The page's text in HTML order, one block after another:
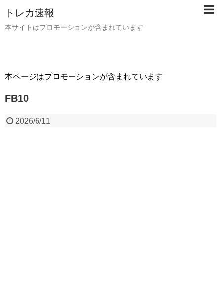
トレカ速報
本サイトはプロモーションが含まれています
本ページはプロモーションが含まれています
FB10
2026/6/11